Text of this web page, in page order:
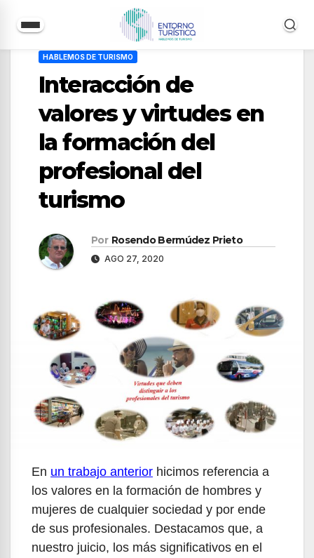
contenido
HABLEMOS DE TURISMO
Interacción de
valores y virtudes en
la formación del
profesional del
turismo
Por Rosendo Bermúdez Prieto
AGO 27, 2020
En un trabajo anterior hicimos referencia a
los valores en la formación de hombres y
mujeres de cualquier sociedad y por ende
de sus profesionales. Destacamos que, a
nuestro juicio, los más significativos en el